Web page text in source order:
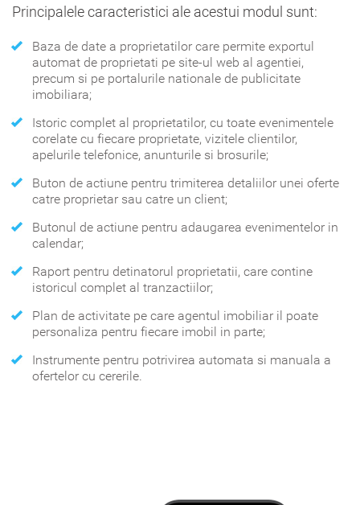
Principalele caracteristici ale acestui modul sunt:
Baza de date a proprietatilor care permite exportul
automat de proprietati pe site-ul web al agentiei,
precum si pe portalurile nationale de publicitate
imobiliara;
Istoric complet al proprietatilor, cu toate evenimentele
corelate cu fiecare proprietate, vizitele clientilor,
apelurile telefonice, anunturile si brosurile;
Buton de actiune pentru trimiterea detaliilor unei oferte
catre proprietar sau catre un client;
Butonul de actiune pentru adaugarea evenimentelor in
calendar;
Raport pentru detinatorul proprietatii, care contine
istoricul complet al tranzactiilor;
Plan de activitate pe care agentul imobiliar il poate
personaliza pentru fiecare imobil in parte;
Instrumente pentru potrivirea automata si manuala a
ofertelor cu cererile.